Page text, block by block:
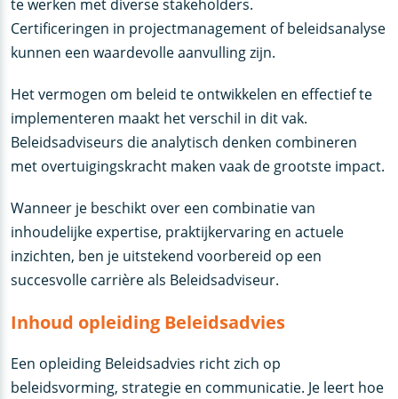
te werken met diverse stakeholders.
Certificeringen in projectmanagement of beleidsanalyse
kunnen een waardevolle aanvulling zijn.
Het vermogen om beleid te ontwikkelen en effectief te
implementeren maakt het verschil in dit vak.
Beleidsadviseurs die analytisch denken combineren
met overtuigingskracht maken vaak de grootste impact.
Wanneer je beschikt over een combinatie van
inhoudelijke expertise, praktijkervaring en actuele
inzichten, ben je uitstekend voorbereid op een
succesvolle carrière als Beleidsadviseur.
Inhoud opleiding Beleidsadvies
Een opleiding Beleidsadvies richt zich op
beleidsvorming, strategie en communicatie. Je leert hoe